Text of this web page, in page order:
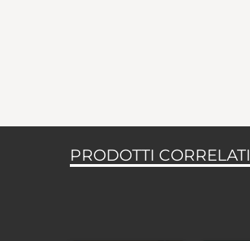
PRODOTTI CORRELATI